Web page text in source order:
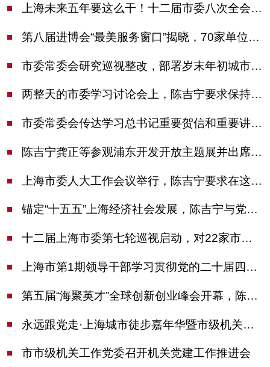
上海未来五年要这么干！十二届市委八次全会审议通过上海“十五五”规划建议
第八届进博会“最美服务窗口”揭晓，70家单位诠释“上海服务”温度
市委常委会研究巡视整改，部署岁末年初城市安全工作
两整天的市委学习讨论会上，陈吉宁要求保持战略定力始终坚定信心善于科学应对
市委常委会传达学习总书记重要贺信和重要讲话精神，研究党建引领物业治理等工作
陈吉宁龚正等参观浦东开发开放主题展并出席座谈会
上海市委人大工作会议举行，陈吉宁要求在这些方面更加奋发有为
锚定“十五五”上海经济社会发展，陈吉宁与党外人士专题协商座谈
十二届上海市委第七轮巡视启动，对22家市管单位开展常规巡视
上海市第1期领导干部学习贯彻党的二十届四中全会精神专题研讨班开班，陈吉宁作专题报告
第五届“海聚英才”全球创新创业峰会开幕，陈吉宁出席并启动新一届大赛
永远跟党走·上海城市徒步嘉年华暨市级机关运动会开幕
市市级机关工作党委召开机关党建工作推进会